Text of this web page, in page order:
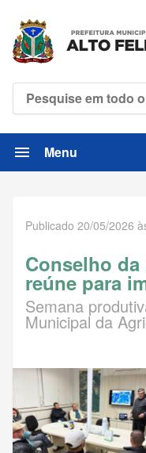
Menu
Publicado 20/05/2026
Conselho
reúne para
Semana
Municipal da